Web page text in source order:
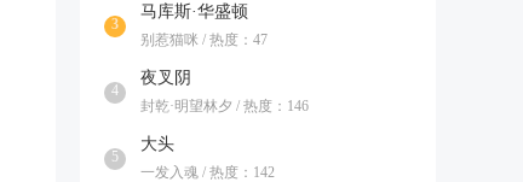
3
马库斯·华盛顿
别惹猫咪 / 热度：47
4
夜叉阴
封乾·明望林夕 / 热度：146
5
大头
一发入魂 / 热度：142